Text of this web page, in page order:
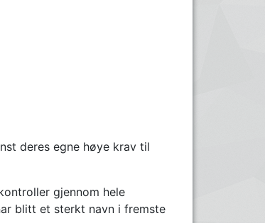
deres egne høye krav til
gjennom hele
blitt et sterkt navn i fremste